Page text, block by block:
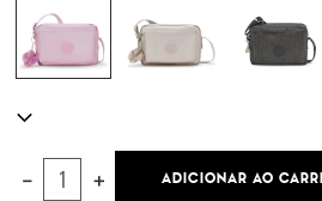
＋
－ ADICIONAR AO